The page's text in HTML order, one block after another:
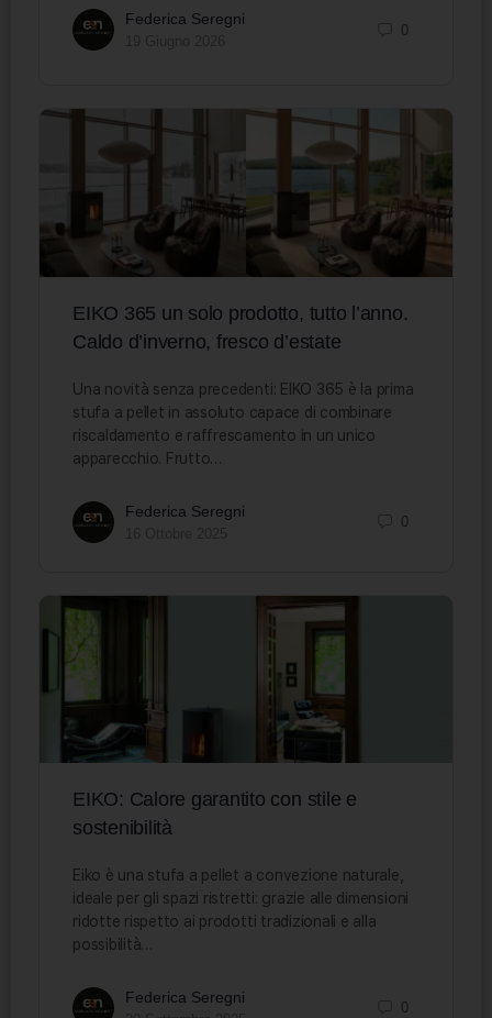
Federica Seregni
0
EIKO 365 un solo prodotto, tutto l’anno.
Caldo d’inverno, fresco d’estate
Una novità senza precedenti: EIKO 365 è la prima
stufa a pellet in assoluto capace di combinare
riscaldamento e raffrescamento in un unico
apparecchio. Frutto…
Federica Seregni
0
EIKO: Calore garantito con stile e
sostenibilità
Eiko è una stufa a pellet a convezione naturale,
ideale per gli spazi ristretti: grazie alle dimensioni
ridotte rispetto ai prodotti tradizionali e alla
possibilità…
Federica Seregni
0